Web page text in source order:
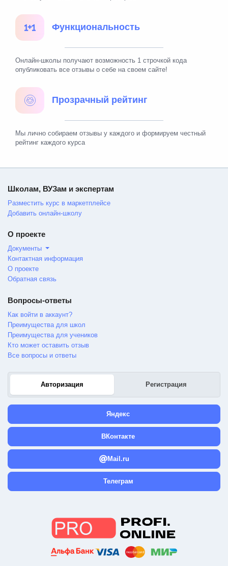
Функциональность
Онлайн-школы получают возможность 1 строчкой кода
опубликовать все отзывы о себе на своем сайте!
Прозрачный рейтинг
Мы лично собираем отзывы у каждого и формируем честный
рейтинг каждого курса
Школам, ВУЗам и экспертам
Разместить курс в маркетплейсе
Добавить онлайн-школу
О проекте
Документы
Контактная информация
О проекте
Обратная связь
Вопросы-ответы
Как войти в аккаунт?
Преимущества для школ
Преимущества для учеников
Кто может оставить отзыв
Все вопросы и ответы
Авторизация Регистрация
Яндекс
ВКонтакте
Mail.ru
Телеграм